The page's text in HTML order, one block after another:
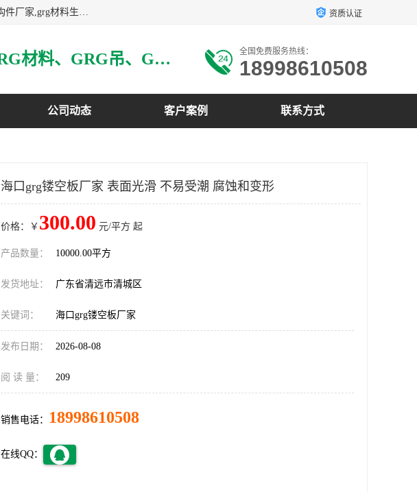
主营广东grg厂家,广东grc厂家,grg材料,grc材料,grg厂家,grc厂家,grg吊顶,grg造型,grg构件,grc构件,grc线条,grc构件厂家,grg材料生产厂家,grg材料定制,uhpc,uhpc厂家,uhpc外墙挂板,uhpc镂空幕墙板,3万平方厂房,如果您对我公司的产品服务感兴趣,请联系我们. 资质认证
主要生产：GRG材料、GRG吊、GRG构件、GRG线条、GRG艺术造型、GRG吊材料等 全国免费服务热线：
18998610508
公司动态 客户案例 联系方式
海口grg镂空板厂家 表面光滑 不易受潮 腐蚀和变形
价格：￥ 300.00 元/平方 起
产品数量： 10000.00平方
发货地址： 广东省清远市清城区
关键词： 海口grg镂空板厂家
发布日期： 2026-08-08
阅 读 量： 209
销售电话： 18998610508
在线QQ：